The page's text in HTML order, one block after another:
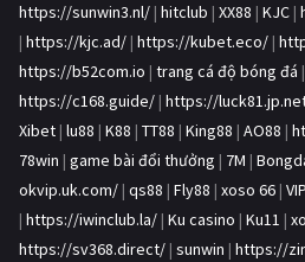
https://sunwin3.nl/ | hitclub | XX88 | KJC |
| https://kjc.ad/ | https://kubet.eco/ |
https://b52com.io | trang cá độ bóng đá |
https://c168.guide/ | https://
Xibet | lu88 | K88 | TT88 | King88 | AO88 |
78win | game bài đổi thưởng | 7M |
okvip.uk.com/ | qs88 | Fly88 | xoso 66 |
| https://iwinclub.la/ | Ku casino | Ku11 |
https://sv368.direct/ | sunwin | https://